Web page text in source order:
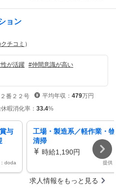
ョン
チコミ ）
が活躍 #仲間意識が高い
番２２号 平均年収： 479万円
暇消化率： 33.4%
与
doda
工場・製造系／軽作業・
清掃
時給1,190円
提供
求人情報をもっと見る